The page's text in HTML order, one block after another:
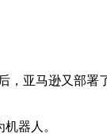
亚马逊又部
器人。